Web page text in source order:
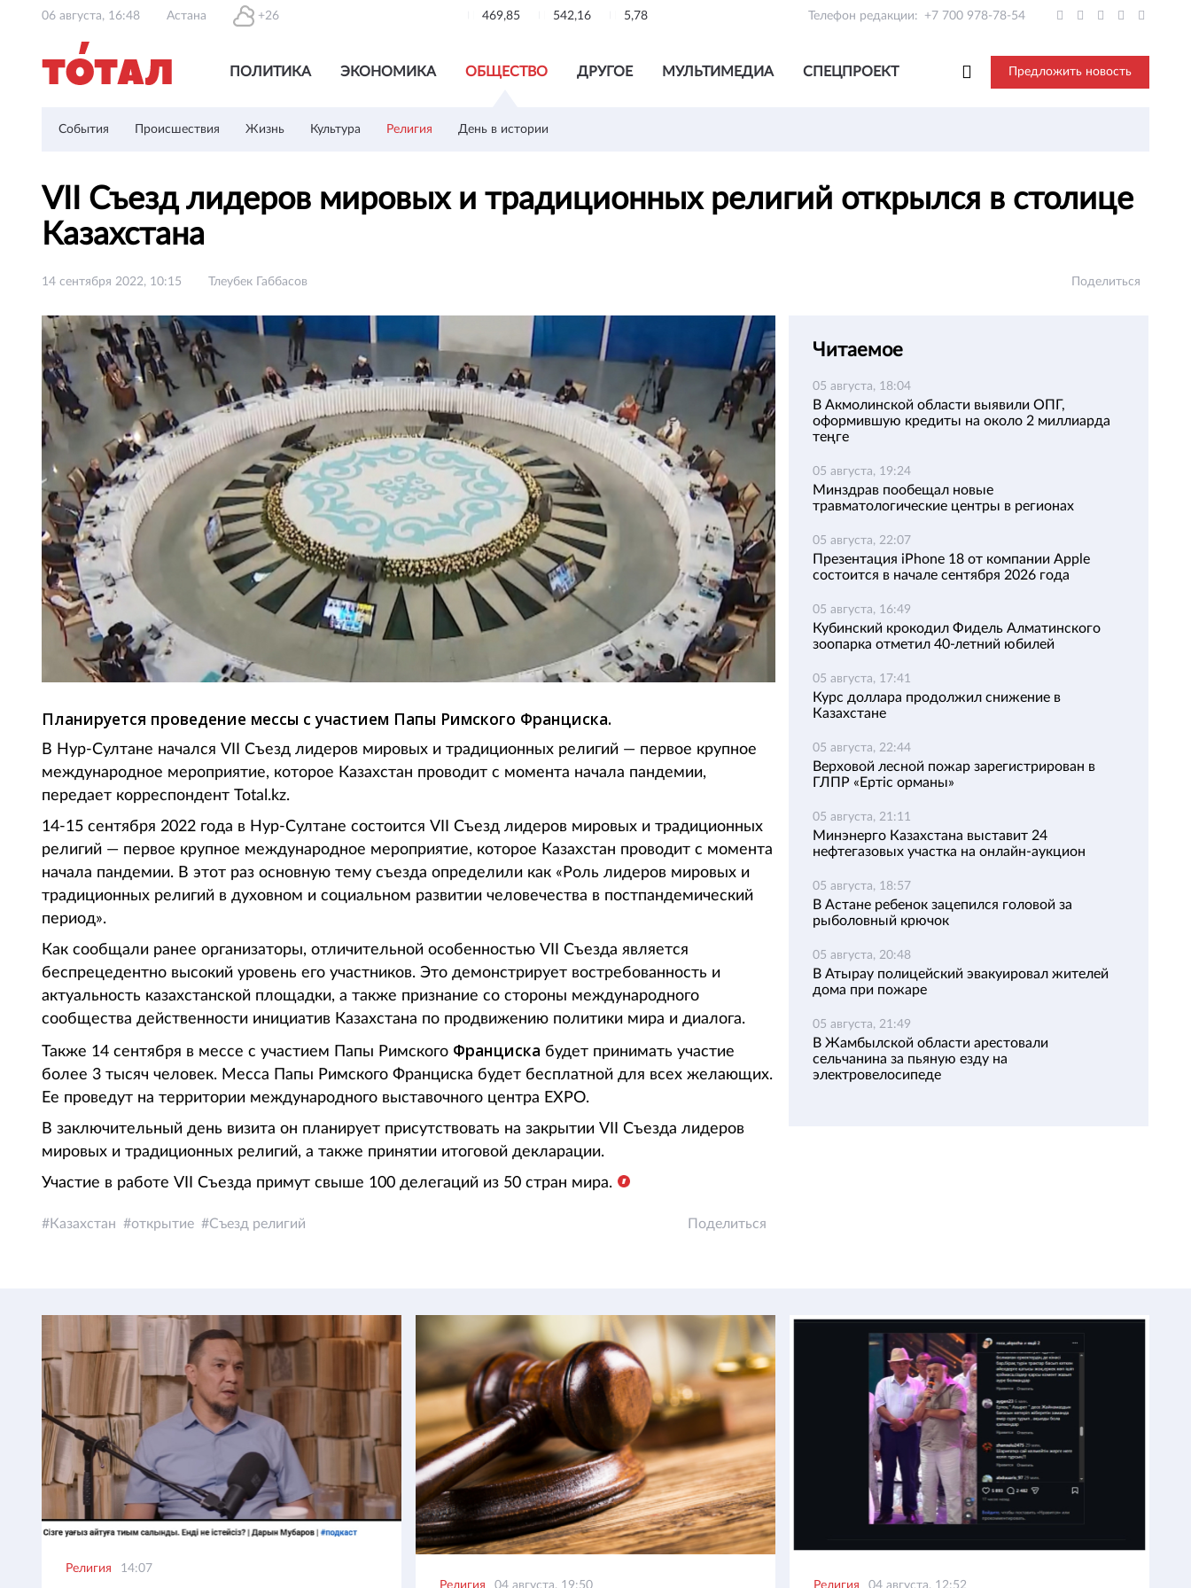
06 августа, 16:48 Астана +26 469,85 542,16 5,78 Телефон редакции: +7 700 978-78-54
ПОЛИТИКА ЭКОНОМИКА ОБЩЕСТВО ДРУГОЕ МУЛЬТИМЕДИА СПЕЦПРОЕКТ Предложить новость
События Происшествия Жизнь Культура Религия День в истории
VII Съезд лидеров мировых и традиционных религий открылся в столице
Казахстана
14 сентября 2022, 10:15 Тлеубек Габбасов Поделиться
Планируется проведение мессы с участием Папы Римского Франциска.
В Нур-Султане начался VII Съезд лидеров мировых и традиционных религий — первое крупное
международное мероприятие, которое Казахстан проводит с момента начала пандемии,
передает корреспондент Total.kz.
14-15 сентября 2022 года в Нур-Султане состоится VII Съезд лидеров мировых и традиционных
религий — первое крупное международное мероприятие, которое Казахстан проводит с момента
начала пандемии. В этот раз основную тему съезда определили как «Роль лидеров мировых и
традиционных религий в духовном и социальном развитии человечества в постпандемический
период».
Как сообщали ранее организаторы, отличительной особенностью VII Съезда является
беспрецедентно высокий уровень его участников. Это демонстрирует востребованность и
актуальность казахстанской площадки, а также признание со стороны международного
сообщества действенности инициатив Казахстана по продвижению политики мира и диалога.
Также 14 сентября в мессе с участием Папы Римского Франциска будет принимать участие
более 3 тысяч человек. Месса Папы Римского Франциска будет бесплатной для всех желающих.
Ее проведут на территории международного выставочного центра EXPO.
В заключительный день визита он планирует присутствовать на закрытии VII Съезда лидеров
мировых и традиционных религий, а также принятии итоговой декларации.
Участие в работе VII Съезда примут свыше 100 делегаций из 50 стран мира.
Казахстан открытие Съезд религий Поделиться
Читаемое
05 августа, 18:04
В Акмолинской области выявили ОПГ,
оформившую кредиты на около 2 миллиарда
теңге
05 августа, 19:24
Минздрав пообещал новые
травматологические центры в регионах
05 августа, 22:07
Презентация iPhone 18 от компании Apple
состоится в начале сентября 2026 года
05 августа, 16:49
Кубинский крокодил Фидель Алматинского
зоопарка отметил 40-летний юбилей
05 августа, 17:41
Курс доллара продолжил снижение в
Казахстане
05 августа, 22:44
Верховой лесной пожар зарегистрирован в
ГЛПР «Ертіс орманы»
05 августа, 21:11
Минэнерго Казахстана выставит 24
нефтегазовых участка на онлайн-аукцион
05 августа, 18:57
В Астане ребенок зацепился головой за
рыболовный крючок
05 августа, 20:48
В Атырау полицейский эвакуировал жителей
дома при пожаре
05 августа, 21:49
В Жамбылской области арестовали
сельчанина за пьяную езду на
электровелосипеде
Религия
14:07
Религия
04 августа, 19:50 Религия 04 августа, 12:52